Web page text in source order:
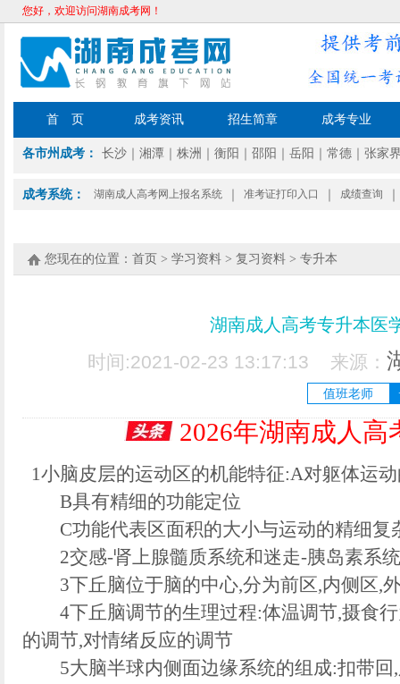
您好，欢迎访问湖南成考网！
首 页 成考资讯 招生简章 成考专业
各市州成考： 长沙 湘潭 株洲 衡阳 邵阳 岳阳 常德 张家
成考系统： 湖南成人高考网上报名系统 准考证打印入口 成绩查询
您现在的位置： 首页 > 学习资料 > 复习资料 > 专升本
湖南成人高考专升本医
时间:2021-02-23 13:17:13 来源：
值班老师
2026年湖南成人高
1小脑皮层的运动区的机能特征:A对躯体运
B具有精细的功能定位
C功能代表区面积的大小与运动的精细复
2交感-肾上腺髓质系统和迷走-胰岛素系统
3下丘脑位于脑的中心,分为前区,内侧区,
4下丘脑调节的生理过程:体温调节,摄食行
的调节,对情绪反应的调节
5大脑半球内侧面边缘系统的组成:扣带回,